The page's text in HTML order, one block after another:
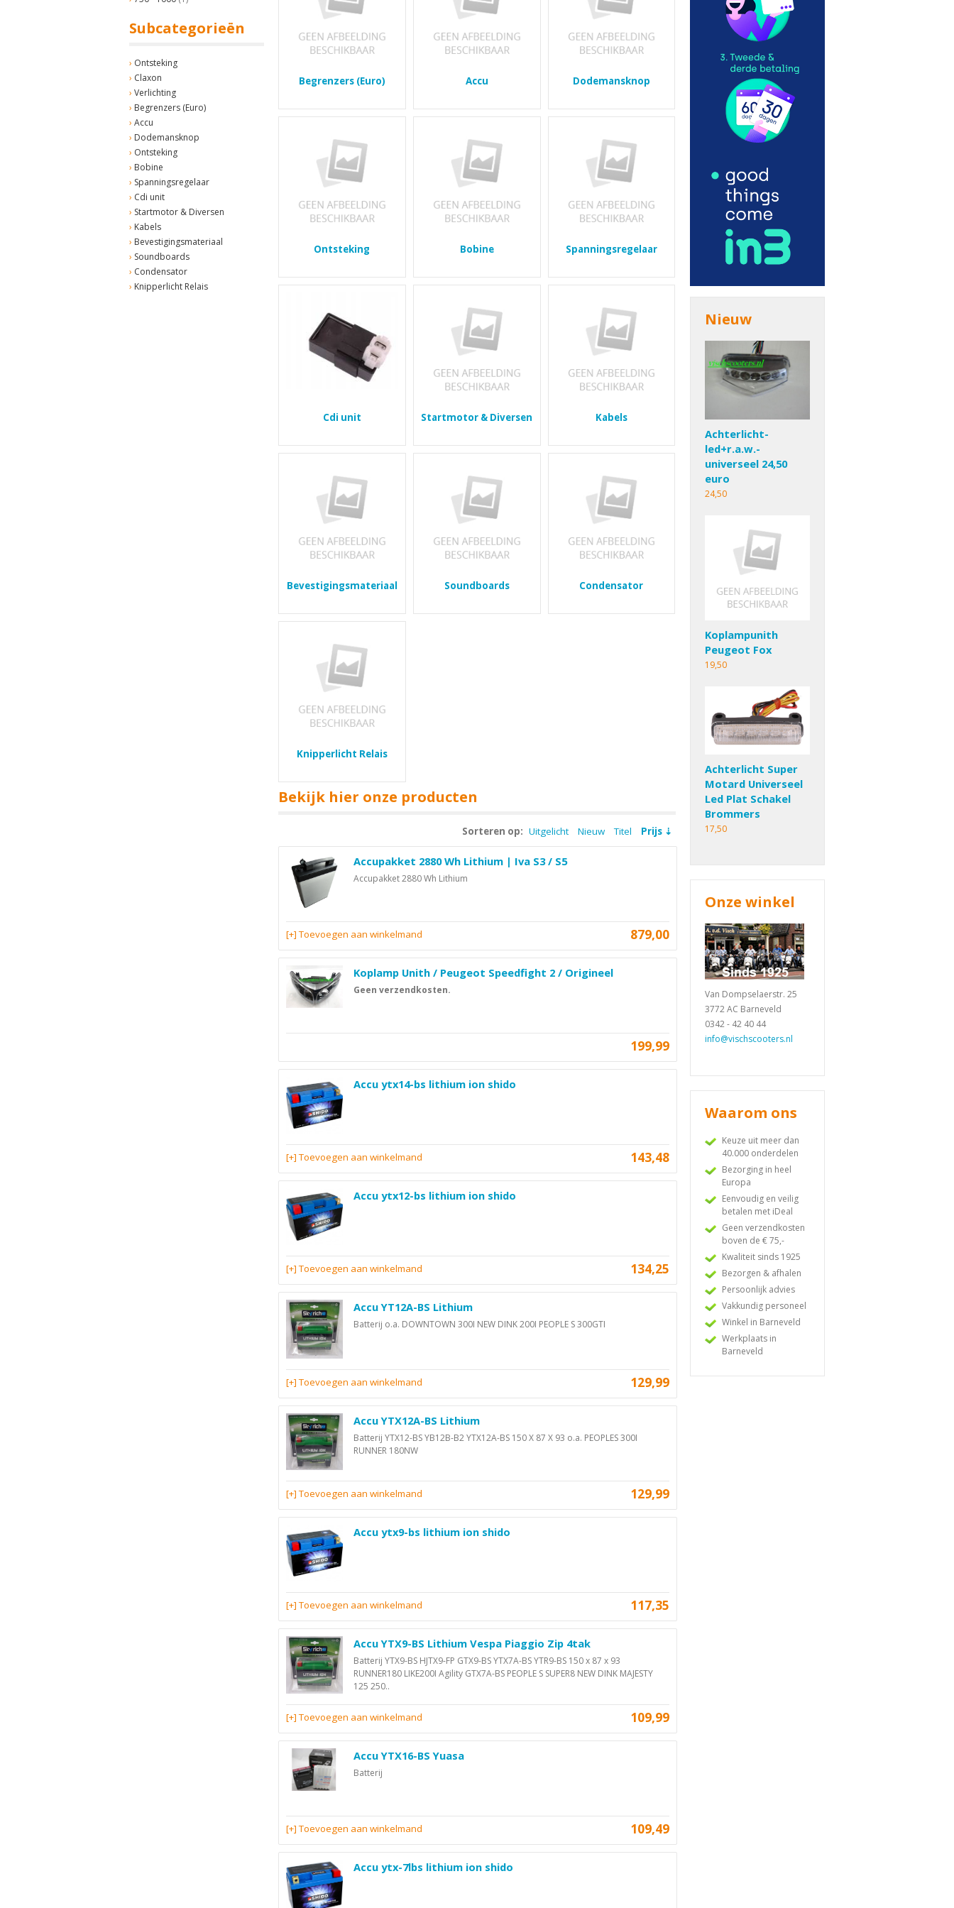
Subcategorieën
Ontsteking
Claxon
Verlichting
Begrenzers (Euro)
Accu
Dodemansknop
Ontsteking
Bobine
Spanningsregelaar
Cdi unit
Startmotor & Diversen
Kabels
Bevestigingsmateriaal
Soundboards
Condensator
Knipperlicht Relais
Begrenzers (Euro) Accu Dodemansknop
Ontsteking Bobine Spanningsregelaar
Cdi unit Startmotor & Diversen Kabels
Bevestigingsmateriaal Soundboards Condensator
Knipperlicht Relais
Bekijk hier onze producten
Sorteren op: Uitgelicht Nieuw Titel Prijs
Accupakket 2880 Wh Lithium | Iva S3 / S5
Accupakket 2880 Wh Lithium
879,00
[+] Toevoegen aan winkelmand
Koplamp Unith / Peugeot Speedfight 2 / Origineel
Geen verzendkosten.
199,99
Accu ytx14-bs lithium ion shido
143,48
[+] Toevoegen aan winkelmand
Accu ytx12-bs lithium ion shido
134,25
[+] Toevoegen aan winkelmand
Accu YT12A-BS Lithium
Batterij o.a. DOWNTOWN 300I NEW DINK 200I PEOPLE S 300GTI
129,99
[+] Toevoegen aan winkelmand
Accu YTX12A-BS Lithium
Batterij YTX12-BS YB12B-B2 YTX12A-BS 150 X 87 X 93 o.a. PEOPLES 300I
RUNNER 180NW
129,99
[+] Toevoegen aan winkelmand
Accu ytx9-bs lithium ion shido
117,35
[+] Toevoegen aan winkelmand
Accu YTX9-BS Lithium Vespa Piaggio Zip 4tak
Batterij YTX9-BS HJTX9-FP GTX9-BS YTX7A-BS YTR9-BS 150 x 87 x 93
RUNNER180 LIKE200I Agility GTX7A-BS PEOPLE S SUPER8 NEW DINK MAJESTY
125 250..
109,99
[+] Toevoegen aan winkelmand
Accu YTX16-BS Yuasa
Batterij
109,49
[+] Toevoegen aan winkelmand
Accu ytx-7lbs lithium ion shido
Nieuw
Achterlicht-
led+r.a.w.-
universeel 24,50
euro
24,50
Koplampunith
Peugeot Fox
19,50
Achterlicht Super
Motard Universeel
Led Plat Schakel
Brommers
17,50
Onze winkel
Van Dompselaerstr. 25
3772 AC Barneveld
0342 - 42 40 44
info@vischscooters.nl
Waarom ons
Keuze uit meer dan
40.000 onderdelen
Bezorging in heel
Europa
Eenvoudig en veilig
betalen met iDeal
Geen verzendkosten
boven de € 75,-
Kwaliteit sinds 1925
Bezorgen & afhalen
Persoonlijk advies
Vakkundig personeel
Winkel in Barneveld
Werkplaats in
Barneveld